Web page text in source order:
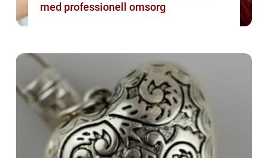
med professionell omsorg